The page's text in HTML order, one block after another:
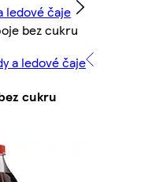
ledové čaje
bez cukru
a ledové čaje
cukru